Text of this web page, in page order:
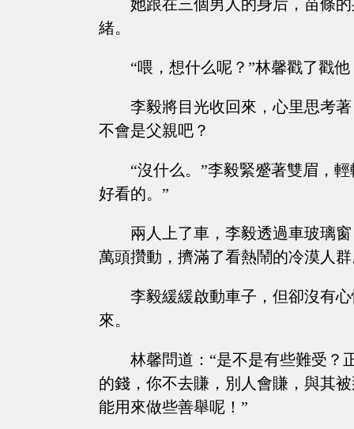
她跟在三個男人的身后，苗條
緒。
“喂，想什么呢？”林馨戳了戳
李毅將目光收回來，心里思考
不會是父親吧？
“沒什么。”李毅緊蹙著雙眉，
好看的。”
兩人上了車，李毅透過車玻璃
萬頭攢動，擠滿了看熱鬧的冷漠人
李毅緩緩啟動車子，但卻沒有
來。
林馨問道：“是不是有些難受？
的錢，你不去賺，別人會賺，與其
能用來做些善舉呢！”